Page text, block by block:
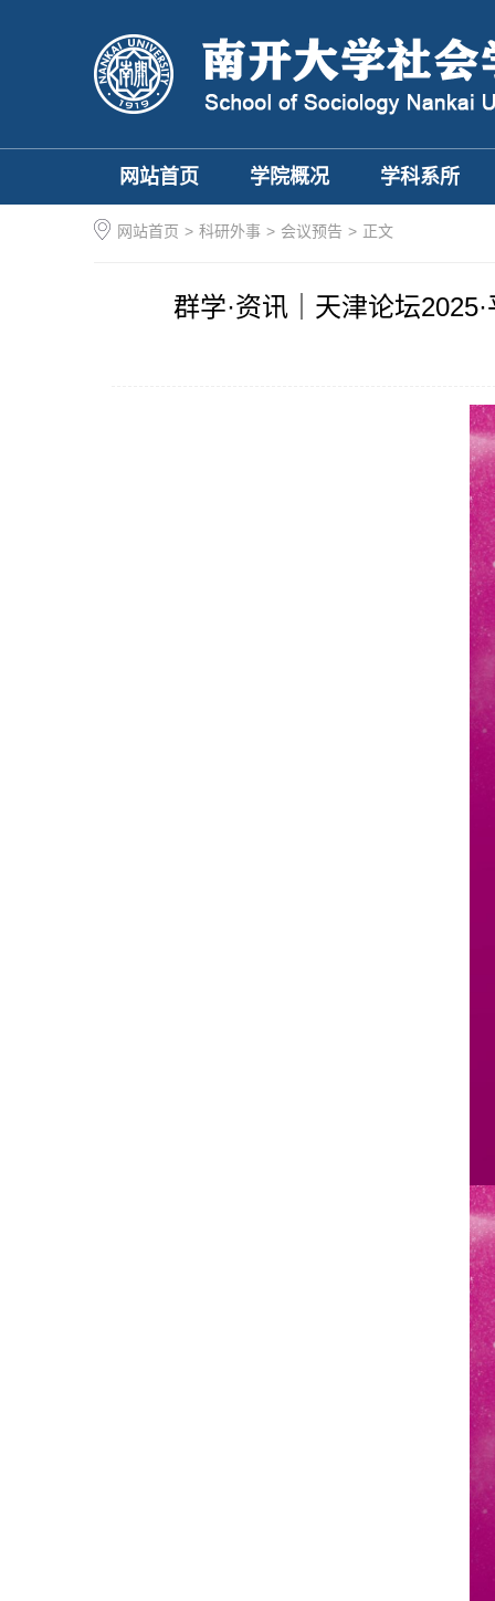
网站首页 学院概况 学科系所
网站首页 > 科研外事 > 会议预告 > 正文
群学·资讯｜天津论坛